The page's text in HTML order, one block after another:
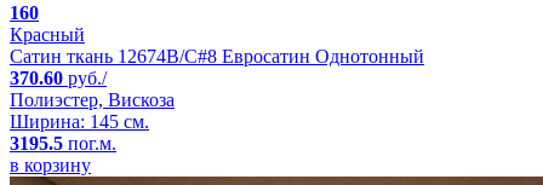
160
Красный
Сатин ткань 12674B/C#8 Евросатин Однотонный
370.60 руб./
Полиэстер, Вискоза
Ширина: 145 см.
3195.5 пог.м.
в корзину